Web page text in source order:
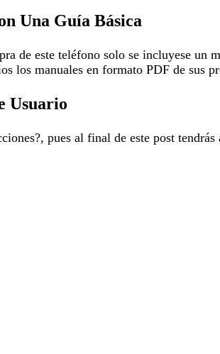
Una Guía Básica
de este teléfono solo se incluyese un
los manuales en formato PDF de sus
Usuario
pues al final de este post